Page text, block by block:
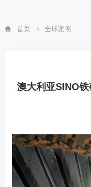
首页 全球案例
澳大利亚SINO